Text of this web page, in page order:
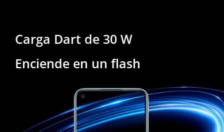
Carga Dart de 30 W
Enciende en un flash